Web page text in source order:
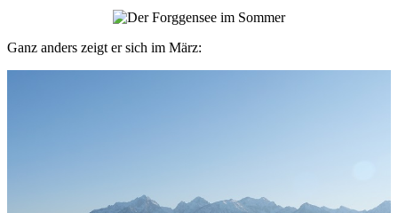
Ganz anders zeigt er sich im März: